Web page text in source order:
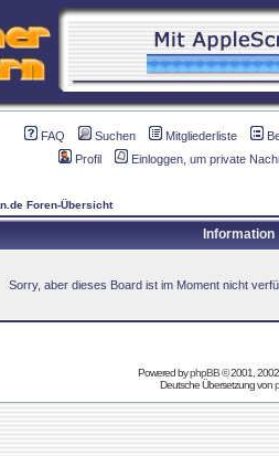
FAQ Suchen Mitgliederliste
Profil
Einloggen, um private
Foren-Übersicht
Information
Sorry, aber dieses Board ist im Moment nicht
Powered byphpBB© 2001,
Deutsche Übersetzung von